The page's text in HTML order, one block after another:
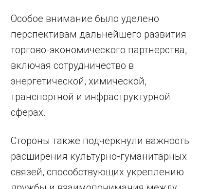
Особое внимание было уделено
перспективам дальнейшего развития
торгово-экономического партнёрства,
включая сотрудничество в
энергетической, химической,
транспортной и инфраструктурной
сферах.
Стороны также подчеркнули важность
расширения культурно-гуманитарных
связей, способствующих укреплению